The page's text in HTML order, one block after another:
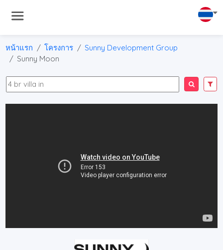
หน้าแรก โครงการ
Sunny Development Group
Sunny Moon